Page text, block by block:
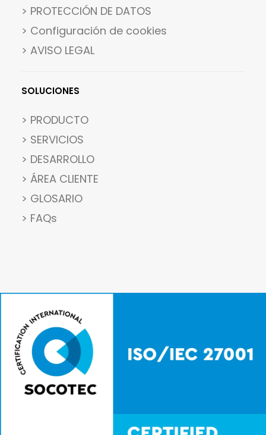
> PROTECCIÓN DE DATOS
> Configuración de cookies
> AVISO LEGAL
SOLUCIONES
> PRODUCTO
> SERVICIOS
> DESARROLLO
> ÁREA CLIENTE
> GLOSARIO
> FAQs